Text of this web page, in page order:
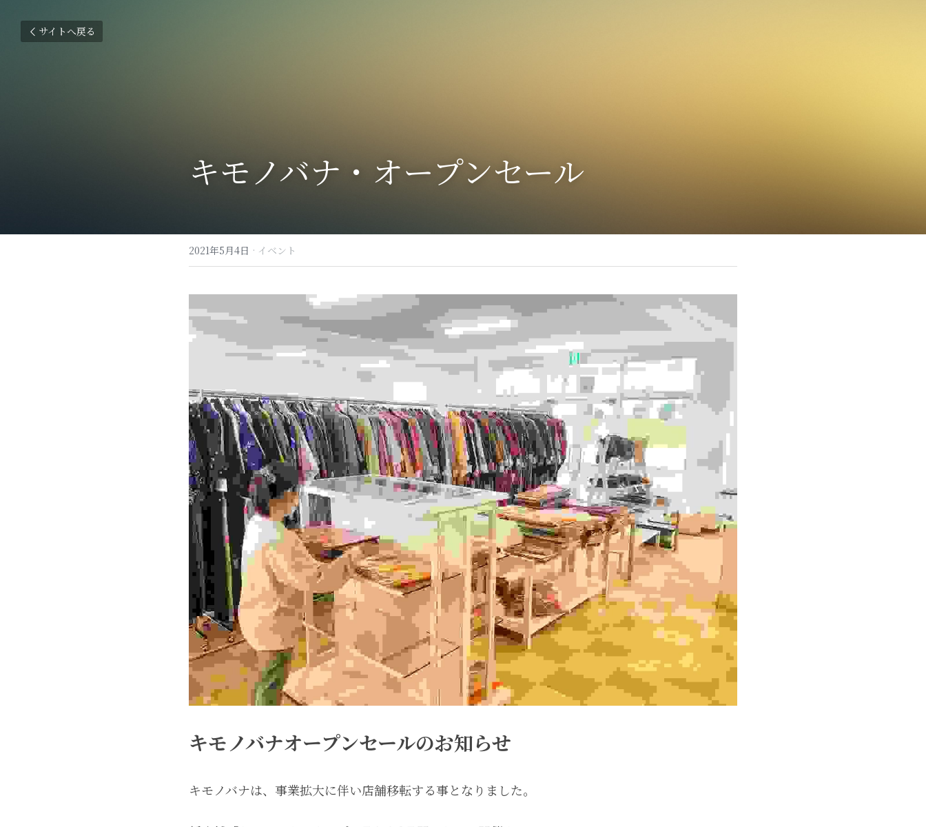
サイトへ戻る
キモノバナ・オープンセール
2021年5月4日 · イベント
キモノバナオープンセールのお知らせ
キモノバナは、事業拡大に伴い店舗移転する事となりました。